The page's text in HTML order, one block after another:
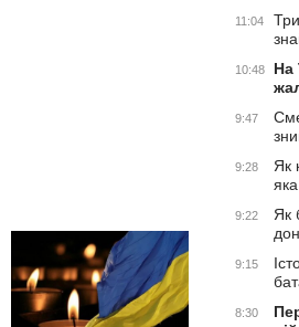
11:04
10:48
На
9:47
9:28
Як
9:22
Як
9:15
8:30